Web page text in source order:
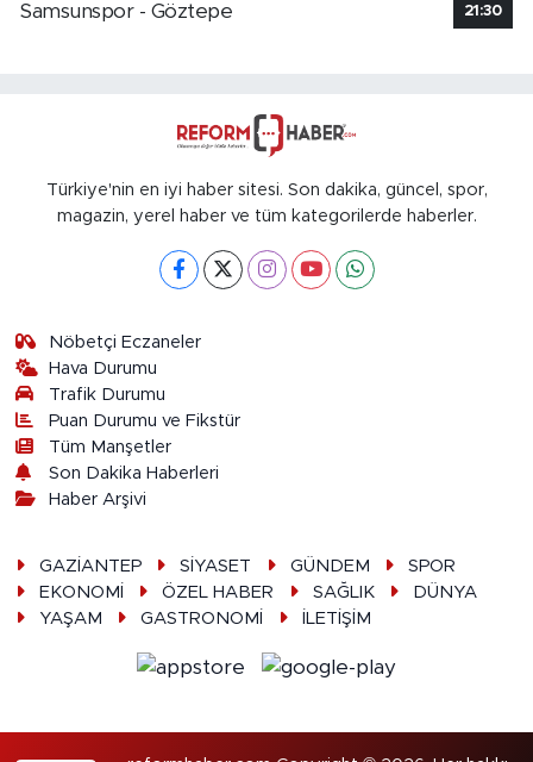
Samsunspor - Göztepe
21:30
Türkiye'nin en iyi haber sitesi. Son dakika, güncel, spor,
magazin, yerel haber ve tüm kategorilerde haberler.
Nöbetçi Eczaneler
Hava Durumu
Trafik Durumu
Puan Durumu ve Fikstür
Tüm Manşetler
Son Dakika Haberleri
Haber Arşivi
GAZİANTEP SİYASET GÜNDEM
SPOR
EKONOMİ
ÖZEL HABER SAĞLIK
DÜNYA
YAŞAM
GASTRONOMİ İLETİŞİM